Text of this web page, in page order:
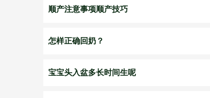
顺产注意事项顺产技巧
怎样正确回奶？
宝宝头入盆多长时间生呢